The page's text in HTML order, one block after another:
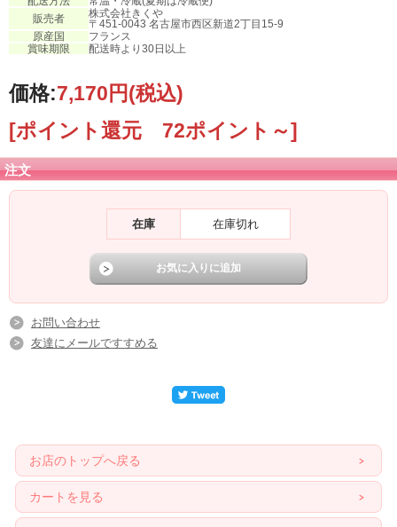
販売者
株式会社きくや
〒451-0043 名古屋市西区新道2丁目15-9
原産国
フランス
賞味期限
配送時より30日以上
価格:7,170円(税込)
[ポイント還元 72ポイント～]
注文
在庫 在庫切れ
お問い合わせ
友達にメールですすめる
お店のトップへ戻る
カートを見る